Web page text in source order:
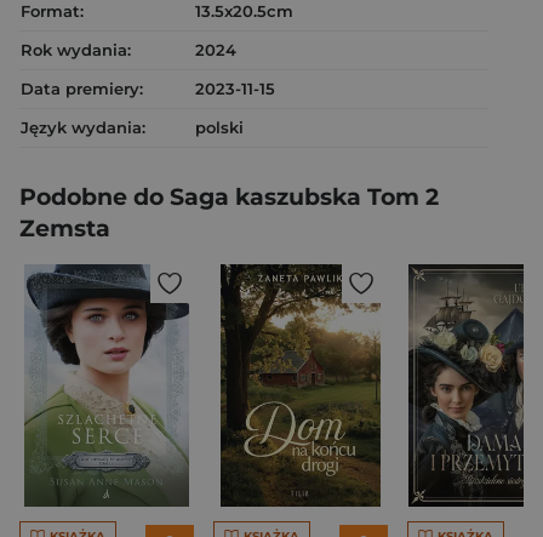
Format:
13.5x20.5cm
Rok wydania:
2024
Data premiery:
2023-11-15
Język wydania:
polski
Podobne do Saga kaszubska Tom 2
Zemsta